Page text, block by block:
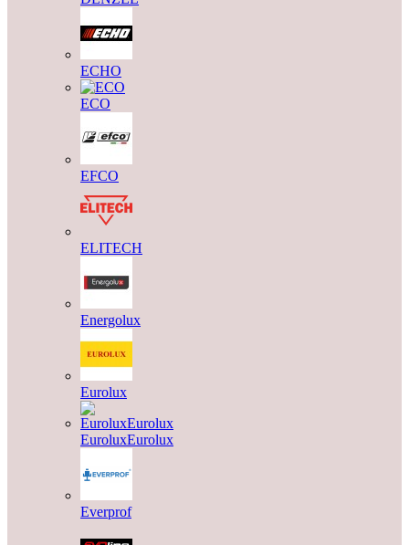
ECHO
ECO
EFCO
ELITECH
Energolux
Eurolux
EuroluxEurolux
Everprof